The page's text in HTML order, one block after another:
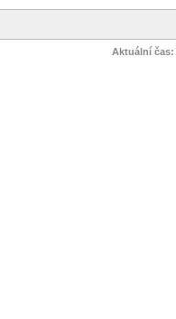
Aktuální čas: